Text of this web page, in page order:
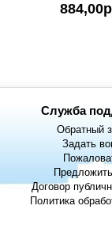
884,00р
Служба
Обратный
Задать
Договор
Политика